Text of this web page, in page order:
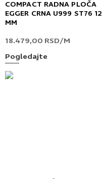
COMPACT RADNA PLOČA
EGGER CRNA U999 ST76 12
MM
18.479,00 RSD/M
Pogledajte